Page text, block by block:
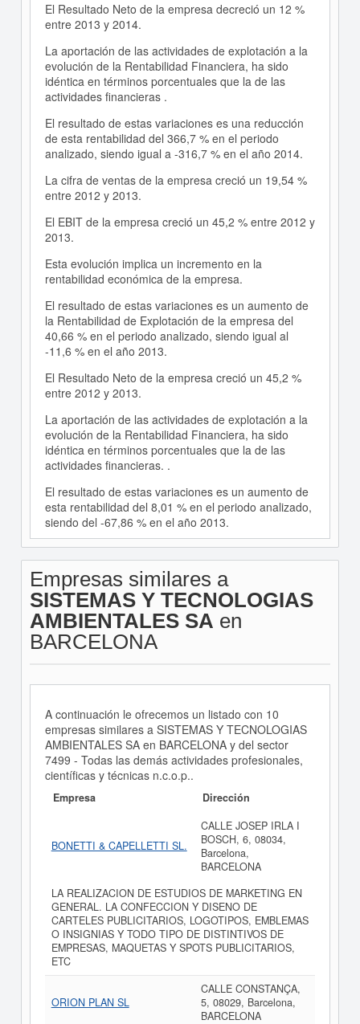
El Resultado Neto de la empresa decreció un 12 %
entre 2013 y 2014.
La aportación de las actividades de explotación a la
evolución de la Rentabilidad Financiera, ha sido
idéntica en términos porcentuales que la de las
actividades financieras .
El resultado de estas variaciones es una reducción
de esta rentabilidad del 366,7 % en el periodo
analizado, siendo igual a -316,7 % en el año 2014.
La cifra de ventas de la empresa creció un 19,54 %
entre 2012 y 2013.
El EBIT de la empresa creció un 45,2 % entre 2012 y
2013.
Esta evolución implica un incremento en la
rentabilidad económica de la empresa.
El resultado de estas variaciones es un aumento de
la Rentabilidad de Explotación de la empresa del
40,66 % en el periodo analizado, siendo igual al
-11,6 % en el año 2013.
El Resultado Neto de la empresa creció un 45,2 %
entre 2012 y 2013.
La aportación de las actividades de explotación a la
evolución de la Rentabilidad Financiera, ha sido
idéntica en términos porcentuales que la de las
actividades financieras. .
El resultado de estas variaciones es un aumento de
esta rentabilidad del 8,01 % en el periodo analizado,
siendo del -67,86 % en el año 2013.
Empresas similares a
SISTEMAS Y TECNOLOGIAS
AMBIENTALES SA en
BARCELONA
A continuación le ofrecemos un listado con 10
empresas similares a SISTEMAS Y TECNOLOGIAS
AMBIENTALES SA en BARCELONA y del sector
7499 - Todas las demás actividades profesionales,
científicas y técnicas n.c.o.p..
Empresa Dirección
BONETTI & CAPELLETTI SL.
CALLE JOSEP IRLA I
BOSCH, 6, 08034,
Barcelona,
BARCELONA
LA REALIZACION DE ESTUDIOS DE MARKETING EN
GENERAL. LA CONFECCION Y DISENO DE
CARTELES PUBLICITARIOS, LOGOTIPOS, EMBLEMAS
O INSIGNIAS Y TODO TIPO DE DISTINTIVOS DE
EMPRESAS, MAQUETAS Y SPOTS PUBLICITARIOS,
ETC
ORION PLAN SL
CALLE CONSTANÇA,
5, 08029, Barcelona,
BARCELONA